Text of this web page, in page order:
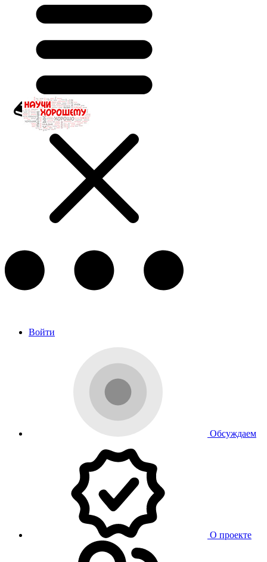
Войти
Обсуждаем
О проекте